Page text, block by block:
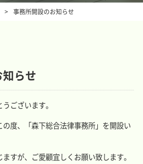
わせ アクセス
> 事務所開設のお知らせ
らせ
ございます。
度、「森下総合法律事務所」を開設い
すが、ご愛顧宜しくお願い致します。